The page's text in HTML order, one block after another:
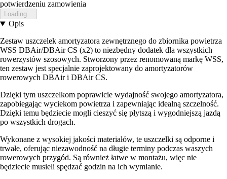
potwierdzeniu zamowienia
Loading...
Opis
Zestaw uszczelek amortyzatora zewnętrznego do zbiornika powietrza
WSS DBAir/DBAir CS (x2) to niezbędny dodatek dla wszystkich
rowerzystów szosowych. Stworzony przez renomowaną markę WSS,
ten zestaw jest specjalnie zaprojektowany do amortyzatorów
rowerowych DBAir i DBAir CS.
Dzięki tym uszczelkom poprawicie wydajność swojego amortyzatora,
zapobiegając wyciekom powietrza i zapewniając idealną szczelność.
Dzięki temu będziecie mogli cieszyć się płytszą i wygodniejszą jazdą
po wszystkich drogach.
Wykonane z wysokiej jakości materiałów, te uszczelki są odporne i
trwałe, oferując niezawodność na długie terminy podczas waszych
rowerowych przygód. Są również łatwe w montażu, więc nie
będziecie musieli spędzać godzin na ich wymianie.